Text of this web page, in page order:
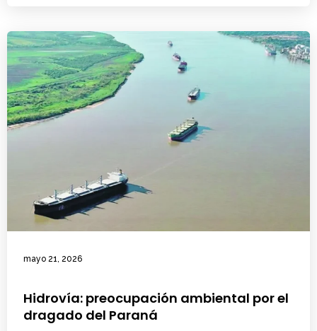
mayo 21, 2026
Hidrovía: preocupación ambiental por el
dragado del Paraná